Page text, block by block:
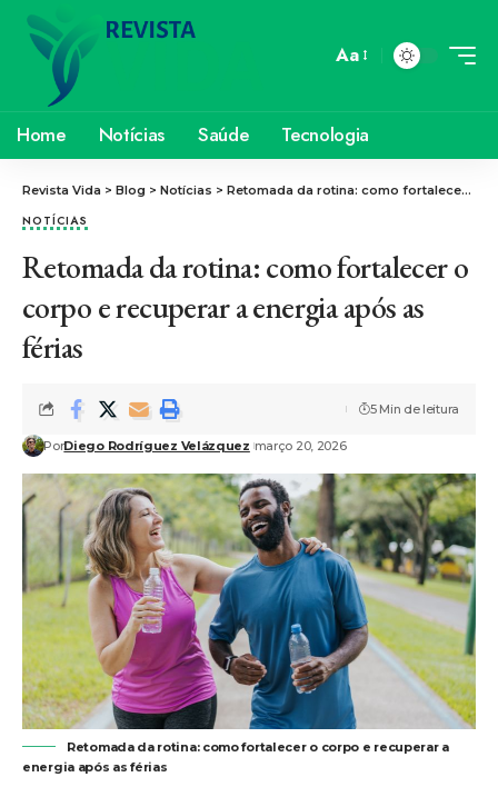
Aa
Home Notícias Saúde Tecnologia
Revista Vida > Blog > Notícias > Retomada da rotina: como fortalecer o corpo e recuperar a energia após as férias
NOTÍCIAS
Retomada da rotina: como fortalecer o
corpo e recuperar a energia após as
férias
PorDiego Rodríguez Velázquez março 20, 2026
5 Min de leitura
Retomada da rotina: como fortalecer o corpo e recuperar a
energia após as férias